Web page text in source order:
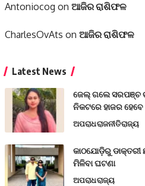
Antoniocog on ଆଜିର ରାଶିଫଳ
CharlesOvAts on ଆଜିର ରାଶିଫଳ
Latest News
ଜେଲ୍ ଗଲେ ସରପଞ୍ଚ
ନିକଟରେ ହାଜର ହେବେ
ଅପରାଧରାଜନୀତିରାଜ୍ୟ
କାଠଯୋଡ଼ିରୁ
ମିଳିବା ଘଟଣା
ଅପରାଧରାଜ୍ୟ